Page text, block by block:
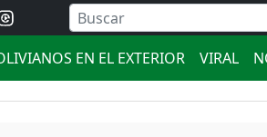
EN EL EXTERIOR VIRAL